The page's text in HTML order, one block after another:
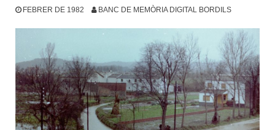
FEBRER DE 1982 BANC DE MEMÒRIA DIGITAL BORDILS